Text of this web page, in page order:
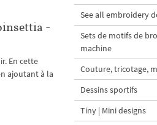
-
En cette
ajoutant à la
See all embroidery
Sets de motifs de
machine
Couture, tricotage,
Dessins sportifs
Tiny | Mini designs